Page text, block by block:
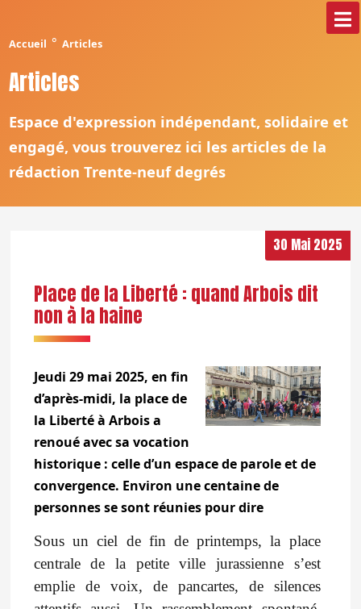
Accueil ° Articles
Articles
Espace d'expression indépendant, solidaire et
engagé, vous trouverez ici les articles de la
rédaction Trente-neuf degrés
30 Mai 2025
Place de la Liberté : quand Arbois dit
non à la haine
Jeudi 29 mai 2025, en fin
d’après-midi, la place de
la Liberté à Arbois a
renoué avec sa vocation
historique : celle d’un espace de parole et de
convergence. Environ une centaine de
personnes se sont réunies pour dire
Sous un ciel de fin de printemps, la place
centrale de la petite ville jurassienne s’est
emplie de voix, de pancartes, de silences